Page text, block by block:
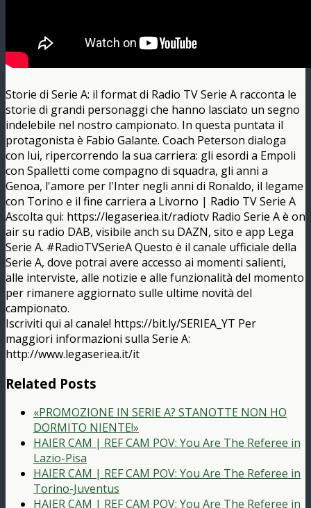
Storie di Serie A: il format di Radio TV Serie A racconta le
storie di grandi personaggi che hanno lasciato un segno
indelebile nel nostro campionato. In questa puntata il
protagonista è Fabio Galante. Coach Peterson dialoga
con lui, ripercorrendo la sua carriera: gli esordi a Empoli
con Spalletti come compagno di squadra, gli anni a
Genoa, l'amore per l'Inter negli anni di Ronaldo, il legame
con Torino e il fine carriera a Livorno | Radio TV Serie A
Ascolta qui: https://legaseriea.it/radiotv Radio Serie A è on
air su radio DAB, visibile anch su DAZN, sito e app Lega
Serie A. #RadioTVSerieA Questo è il canale ufficiale della
Serie A, dove potrai avere accesso ai momenti salienti,
alle interviste, alle notizie e alle funzionalità del momento
per rimanere aggiornato sulle ultime novità del
campionato.
Iscriviti qui al canale! https://bit.ly/SERIEA_YT Per
maggiori informazioni sulla Serie A:
http://www.legaseriea.it/it
Related Posts
«PROMOZIONE IN SERIE A? STANOTTE NON HO
DORMITO NIENTE!»
HAIER CAM | REF CAM POV: You Are The Referee in
Lazio-Pisa
HAIER CAM | REF CAM POV: You Are The Referee in
Torino-Juventus
HAIER CAM | REF CAM POV: You Are The Referee in